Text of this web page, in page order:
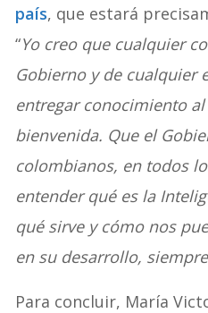
país, que estará
“Yo creo que cualquier
Gobierno y de cualquier
entregar conocimiento
bienvenida. Que el
colombianos, en todos
entender qué es la
qué sirve y cómo nos
en su desarrollo,
Para concluir, María